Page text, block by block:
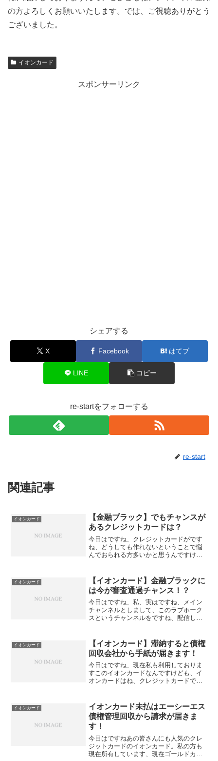
の方よろしくお願いいたします。では、ご視聴ありがとう
ございました。
イオンカード
スポンサーリンク
シェアする
X Facebook はてブ
LINE コピー
re-startをフォローする
re-start
関連記事
イオンカード
【金融ブラック】でもチャンスが
あるクレジットカードは？
今日はですね、クレジットカードがです
ね、どうしても作れないということで悩
んでおられる方多いかと思うんですけど
いうお話をね、聞かれて、実際申し込み
をしても通らないという...
イオンカード
【イオンカード】金融ブラックに
は今が審査通過チャンス！？
今日はですね、私、実はですね、メイン
チャンネルとしまして、このラブホーク
スというチャンネルをですね、配信して
もしご興味ある方おられましたら、こち
らの方の チャンネル登録...
イオンカード
【イオンカード】滞納すると債権
回収会社から手紙が届きます！
今日はですね、現在私も利用しておりま
すこのイオンカードなんですけども、イ
オンカードはね、クレジットカードです
ードね、使った分がどうしても払えない
場合ですね、どのようにす...
イオンカード
イオンカード未払はエーシーエス
債権管理回収から請求が届きま
す！
今日はですねあの皆さんにも人気のクレ
ジットカードのイオンカード。私の方も
現在所有しています、現在ゴールドカー